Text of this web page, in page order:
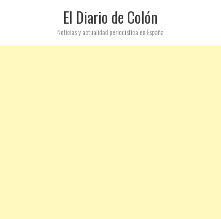
El Diario de Colón
Noticias y actualidad periodística en España